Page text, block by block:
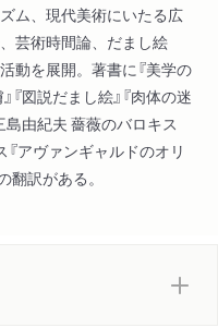
ム、現代美術にいたる広
芸術時間論、だまし絵
動を展開。著書に『美学の
『図説だまし絵』『肉体の迷
島由紀夫 薔薇のバロキス
アヴァンギャルドのオリ
翻訳がある。